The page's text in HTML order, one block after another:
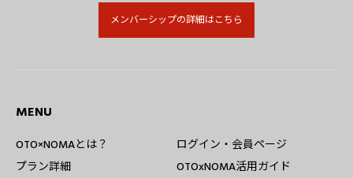
メンバーシップの詳細はこちら
MENU
OTO×NOMAとは？
プラン詳細
ログイン・会員ページ
OTOxNOMA活用ガイド